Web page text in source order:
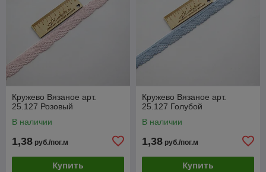
Кружево Вязаное арт.
25.127 Розовый
В наличии
1,38 руб./пог.м
Купить
Кружево Вязаное арт.
25.127 Голубой
В наличии
1,38 руб./пог.м
Купить